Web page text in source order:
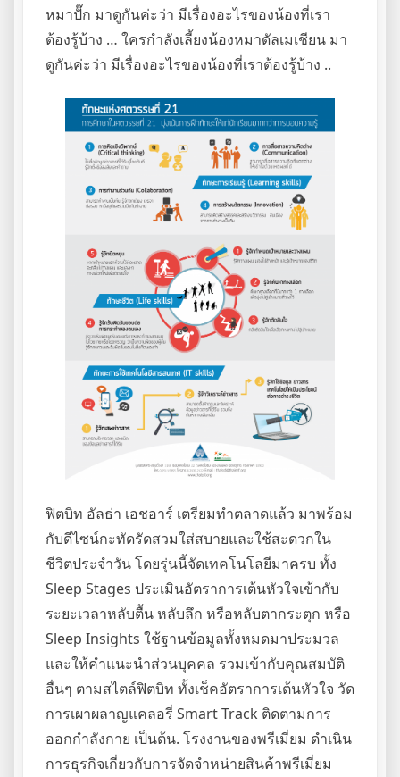
หมาปั๊ก มาดูกันค่ะว่า มีเรื่องอะไรของน้องที่เรา
ต้องรู้บ้าง … ใครกำลังเลี้ยงน้องหมาดัลเมเชียน มา
ดูกันค่ะว่า มีเรื่องอะไรของน้องที่เราต้องรู้บ้าง ..
ฟิตบิท อัลธ่า เอชอาร์ เตรียมทำตลาดแล้ว มาพร้อม
กับดีไซน์กะทัดรัดสวมใส่สบายและใช้สะดวกใน
ชีวิตประจำวัน โดยรุ่นนี้จัดเทคโนโลยีมาครบ ทั้ง
Sleep Stages ประเมินอัตราการเต้นหัวใจเข้ากับ
ระยะเวลาหลับตื้น หลับลึก หรือหลับตากระตุก หรือ
Sleep Insights ใช้ฐานข้อมูลทั้งหมดมาประมวล
และให้คำแนะนำส่วนบุคคล รวมเข้ากับคุณสมบัติ
อื่นๆ ตามสไตล์ฟิตบิท ทั้งเช็คอัตราการเต้นหัวใจ วัด
การเผาผลาญแคลอรี่ Smart Track ติดตามการ
ออกกำลังกาย เป็นต้น. โรงงานของพรีเมี่ยม ดำเนิน
การธุรกิจเกี่ยวกับการจัดจำหน่ายสินค้าพรีเมี่ยม